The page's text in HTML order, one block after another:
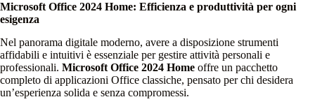
Microsoft Office 2024 Home: Efficienza e produttività per ogni
esigenza
Nel panorama digitale moderno, avere a disposizione strumenti
affidabili e intuitivi è essenziale per gestire attività personali e
professionali. Microsoft Office 2024 Home offre un pacchetto
completo di applicazioni Office classiche, pensato per chi desidera
un’esperienza solida e senza compromessi.